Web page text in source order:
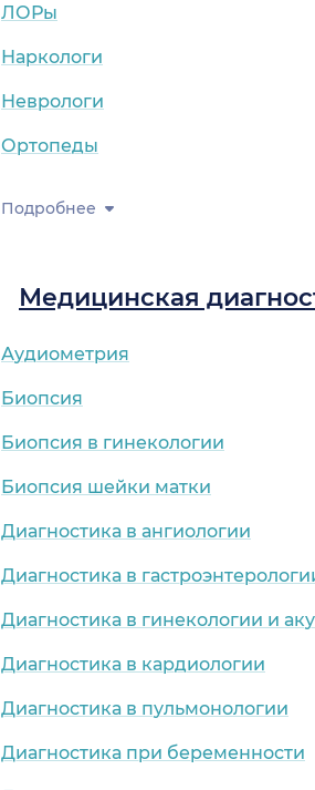
ЛОРы
Наркологи
Неврологи
Ортопеды
Подробнее
Медицинская
Аудиометрия
Биопсия
Биопсия в гинекологии
Биопсия шейки матки
Диагностика в ангиологии
Диагностика в
Диагностика в гинекологии и
Диагностика в кардиологии
Диагностика в пульмонологии
Диагностика при беременности